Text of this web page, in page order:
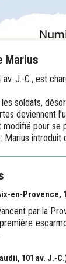
Marius
av. J.-C., est
les soldats,
deviennent
modifié pour se
: Marius introduit
en-Provence,
par la
101 av. J.-